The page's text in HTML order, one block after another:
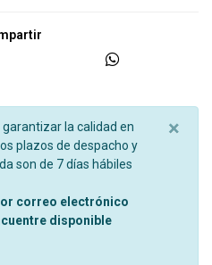
garantizar la calidad en
plazos de despacho y
son de 7 días hábiles
correo electrónico
disponible
×